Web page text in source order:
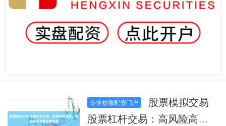
专业炒股配资门户
股票杠杆交易：高风险高回